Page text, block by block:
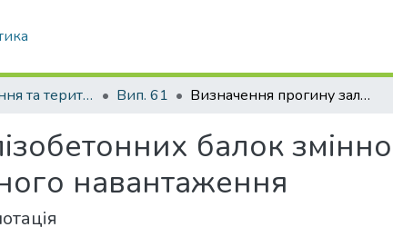
Містобудування та територіальне планування Вип. 61 Визначення прогину залізобетонних балок змінного поперечного перерізу від дії рівномірного навантаження
балок
навантаження